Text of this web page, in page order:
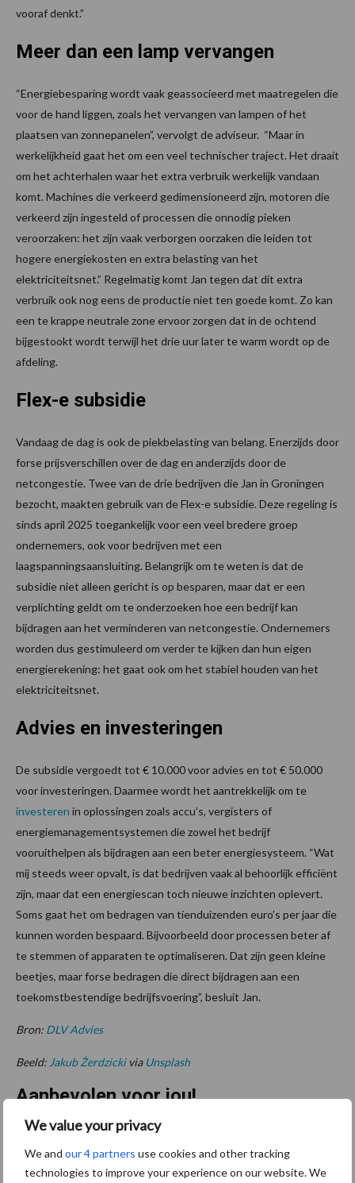
We value your privacy
We and our 4 partners use cookies and other tracking
technologies to improve your experience on our website. We
vooraf denkt.”
Meer dan een lamp vervangen
“Energiebesparing wordt vaak geassocieerd met maatregelen die
voor de hand liggen, zoals het vervangen van lampen of het
plaatsen van zonnepanelen”, vervolgt de adviseur. “Maar in
werkelijkheid gaat het om een veel technischer traject. Het draait
om het achterhalen waar het extra verbruik werkelijk vandaan
komt. Machines die verkeerd gedimensioneerd zijn, motoren die
verkeerd zijn ingesteld of processen die onnodig pieken
veroorzaken: het zijn vaak verborgen oorzaken die leiden tot
hogere energiekosten en extra belasting van het
elektriciteitsnet.” Regelmatig komt Jan tegen dat dit extra
verbruik ook nog eens de productie niet ten goede komt. Zo kan
een te krappe neutrale zone ervoor zorgen dat in de ochtend
bijgestookt wordt terwijl het drie uur later te warm wordt op de
afdeling.
Flex-e subsidie
Vandaag de dag is ook de piekbelasting van belang. Enerzijds door
forse prijsverschillen over de dag en anderzijds door de
netcongestie. Twee van de drie bedrijven die Jan in Groningen
bezocht, maakten gebruik van de Flex-e subsidie. Deze regeling is
sinds april 2025 toegankelijk voor een veel bredere groep
ondernemers, ook voor bedrijven met een
laagspanningsaansluiting. Belangrijk om te weten is dat de
subsidie niet alleen gericht is op besparen, maar dat er een
verplichting geldt om te onderzoeken hoe een bedrijf kan
bijdragen aan het verminderen van netcongestie. Ondernemers
worden dus gestimuleerd om verder te kijken dan hun eigen
energierekening: het gaat ook om het stabiel houden van het
elektriciteitsnet.
Advies en investeringen
De subsidie vergoedt tot € 10.000 voor advies en tot € 50.000
voor investeringen. Daarmee wordt het aantrekkelijk om te
investeren in oplossingen zoals accu’s, vergisters of
energiemanagementsystemen die zowel het bedrijf
vooruithelpen als bijdragen aan een beter energiesysteem. “Wat
mij steeds weer opvalt, is dat bedrijven vaak al behoorlijk efficiënt
zijn, maar dat een energiescan toch nieuwe inzichten oplevert.
Soms gaat het om bedragen van tienduizenden euro’s per jaar die
kunnen worden bespaard. Bijvoorbeeld door processen beter af
te stemmen of apparaten te optimaliseren. Dat zijn geen kleine
beetjes, maar forse bedragen die direct bijdragen aan een
toekomstbestendige bedrijfsvoering”, besluit Jan.
Bron: DLV Advies
Beeld: Jakub Żerdzickivia Unsplash
Aanbevolen voor jou!
grillig: droogte en
geopolitiek houden handel